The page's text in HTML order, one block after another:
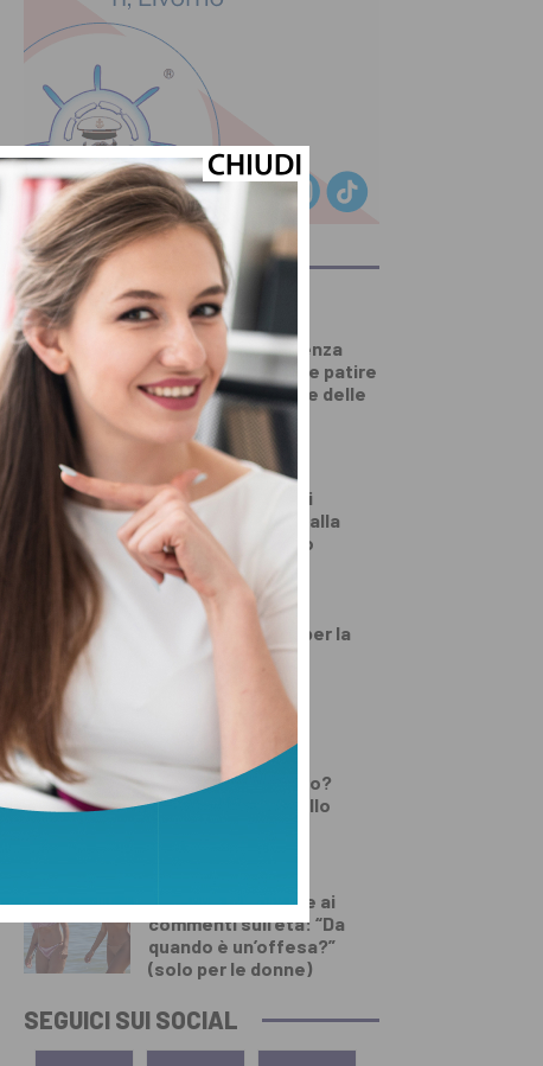
ULTIMI ARTICOLI
SALUTE E BENESSERE
Come dimagrire senza
contare le calorie e patire
la fame? La lezione delle
diete ‘veg’
DALLA TOSCANA
Un’altra giornata di
incendi di bosco, dalla
Toscana al Mugello
PRIMO PIANO
Numeri da record per la
festa d’agosto di
Testosterone e
spermatozoi in calo?
Cosa c’è di vero nello
Licia Colò risponde ai
commenti sull’età: “Da
quando è un’offesa?”
(solo per le donne)
SEGUICI SUI SOCIAL